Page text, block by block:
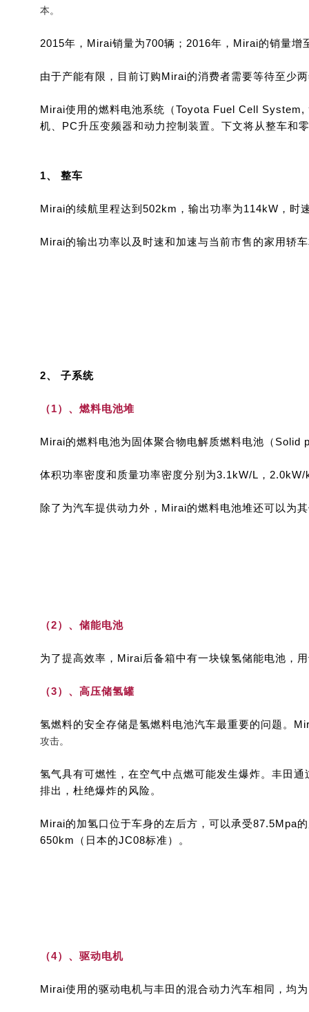
本。
2015年，Mirai销量为700辆；2016年，Mirai的销量
由于产能有限，目前订购Mirai的消费者需要等待至少
Mirai使用的燃料电池系统（Toyota Fuel Cell System,
机、PC升压变频器和动力控制装置。下文将从整车和
1、 整车
Mirai的续航里程达到502km，输出功率为114kW，时
Mirai的输出功率以及时速和加速与当前市售的家用轿
2、 子系统
（1）、燃料电池堆
Mirai的燃料电池为固体聚合物电解质燃料电池（
体积功率密度和质量功率密度分别为3.1kW/L，
除了为汽车提供动力外，Mirai的燃料电池堆还可以为
（2）、储能电池
为了提高效率，Mirai后备箱中有一块镍氢储能电池，
（3）、高压储氢罐
氢燃料的安全存储是氢燃料电池汽车最重要的问题。
攻击。
氢气具有可燃性，在空气中点燃可能发生爆炸。丰田
排出，杜绝爆炸的风险。
Mirai的加氢口位于车身的左后方，可以承受87.5Mpa
650km（日本的JC08标准）。
（4）、驱动电机
Mirai使用的驱动电机与丰田的混合动力汽车相同，均